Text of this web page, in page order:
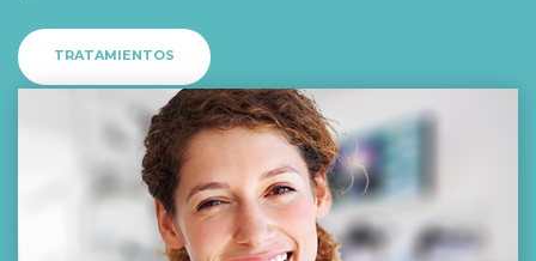
TRATAMIENTOS